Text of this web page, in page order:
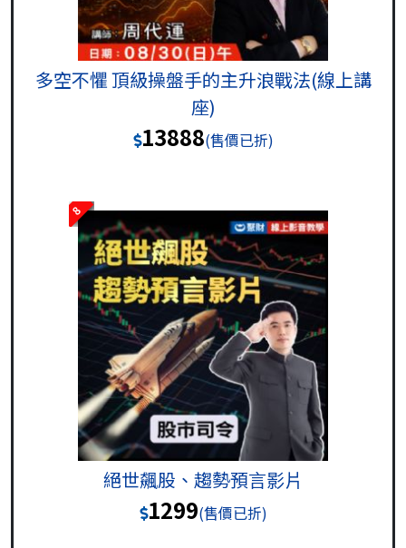
多空不懼 頂級操盤手的主升浪戰法(線上講
座)
13888(售價已折)
8
絕世飆股、趨勢預言影片
1299(售價已折)